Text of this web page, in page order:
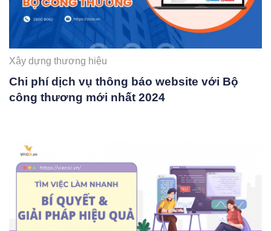
Xây dựng thương hiệu
Chi phí dịch vụ thông báo website với Bộ
công thương mới nhất 2024